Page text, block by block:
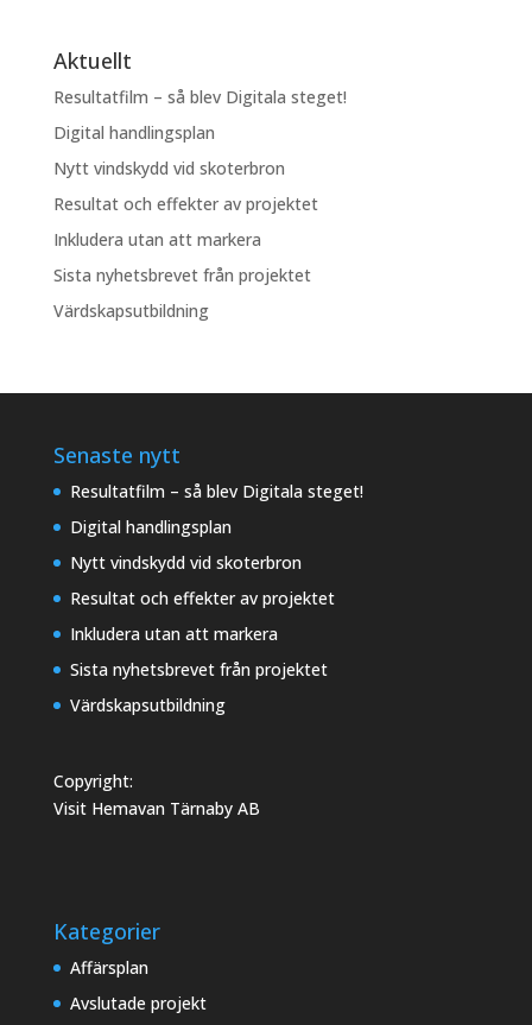
Aktuellt
Resultatfilm – så blev Digitala steget!
Digital handlingsplan
Nytt vindskydd vid skoterbron
Resultat och effekter av projektet
Inkludera utan att markera
Sista nyhetsbrevet från projektet
Värdskapsutbildning
Senaste nytt
Resultatfilm – så blev Digitala steget!
Digital handlingsplan
Nytt vindskydd vid skoterbron
Resultat och effekter av projektet
Inkludera utan att markera
Sista nyhetsbrevet från projektet
Värdskapsutbildning
Copyright:
Visit Hemavan Tärnaby AB
Kategorier
Affärsplan
Avslutade projekt